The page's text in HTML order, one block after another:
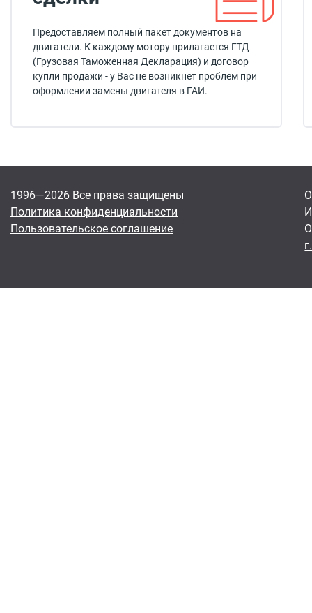
Предоставляем полный пакет документов на
двигатели. К каждому мотору прилагается ГТД
(Грузовая Таможенная Декларация) и договор
купли продажи - у Вас не возникнет проблем при
оформлении замены двигателя в ГАИ.
1996—2026 Все права защищены
Политика конфиденциальности
Пользовательское соглашение